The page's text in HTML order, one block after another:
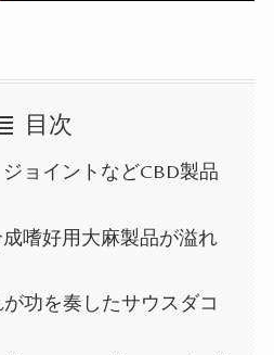
目次
ョイントなどCBD製品
嗜好用大麻製品が溢れ
功を奏したサウスダコ